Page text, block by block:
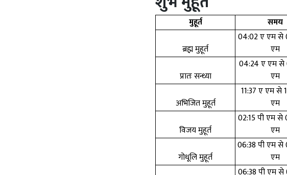
मुहूर्त
समय
ब्रह्म मुहूर्त
04:02 ए एम से
एम
प्रातः सन्ध्या
04:24 ए एम से
एम
अभिजित मुहूर्त
11:37 ए एम से
एम
विजय मुहूर्त
02:15 पी एम से
एम
गोधूलि मुहूर्त
06:38 पी एम से
एम
06:38 पी एम से